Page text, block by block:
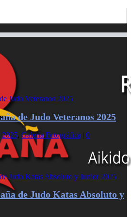
de Judo Veteranos 2025
2025, Galería Fotográfica | 0
de Judo Katas Absoluto y